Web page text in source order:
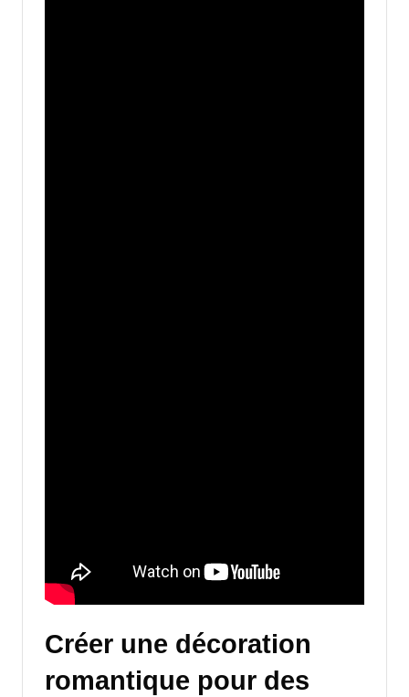
Créer une décoration
romantique pour des